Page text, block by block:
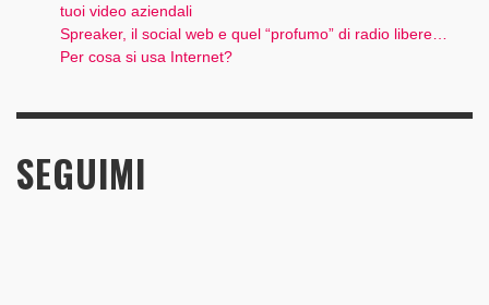
tuoi video aziendali
Spreaker, il social web e quel “profumo” di radio libere…
Per cosa si usa Internet?
SEGUIMI